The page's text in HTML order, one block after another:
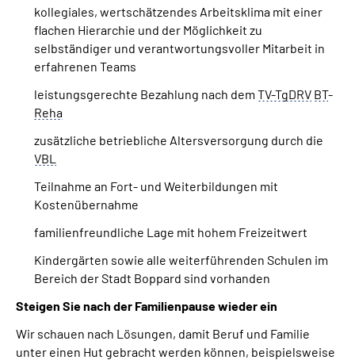
kollegiales, wertschätzendes Arbeitsklima mit einer
flachen Hierarchie und der Möglichkeit zu
selbständiger und verantwortungsvoller Mitarbeit in
erfahrenen Teams
leistungsgerechte Bezahlung nach dem TV-TgDRV BT-
Reha
zusätzliche betriebliche Altersversorgung durch die
VBL
Teilnahme an Fort- und Weiterbildungen mit
Kostenübernahme
familienfreundliche Lage mit hohem Freizeitwert
Kindergärten sowie alle weiterführenden Schulen im
Bereich der Stadt Boppard sind vorhanden
Steigen Sie nach der Familienpause wieder ein
Wir schauen nach Lösungen, damit Beruf und Familie
unter einen Hut gebracht werden können, beispielsweise